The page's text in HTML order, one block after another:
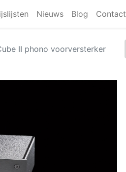
Nieuws Blog Contact
II phono voorversterker